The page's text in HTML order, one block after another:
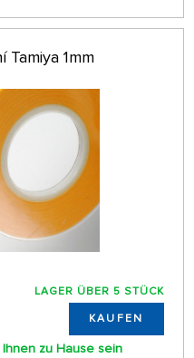
1mm
LAGER ÜBER 5 STÜCK
KAUFEN
Ihnen zu Hause sein